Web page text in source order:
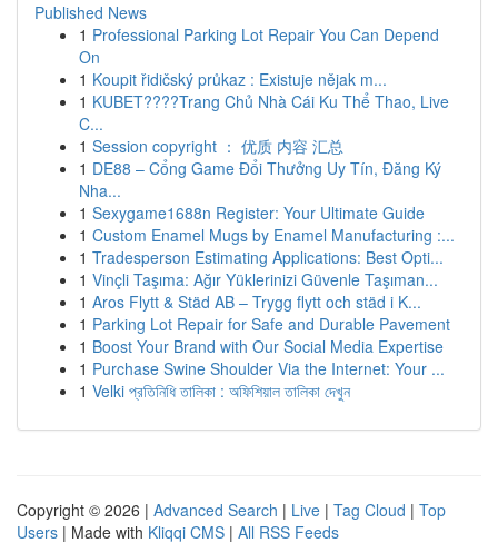
Published News
1 Professional Parking Lot Repair You Can Depend
On
1 Koupit řidičský průkaz : Existuje nějak m...
1 KUBET????️Trang Chủ Nhà Cái Ku Thể Thao, Live
C...
1 Session copyright ： 优质 内容 汇总
1 DE88 – Cổng Game Đổi Thưởng Uy Tín, Đăng Ký
Nha...
1 Sexygame1688n Register: Your Ultimate Guide
1 Custom Enamel Mugs by Enamel Manufacturing :...
1 Tradesperson Estimating Applications: Best Opti...
1 Vinçli Taşıma: Ağır Yüklerinizi Güvenle Taşıman...
1 Aros Flytt & Städ AB – Trygg flytt och städ i K...
1 Parking Lot Repair for Safe and Durable Pavement
1 Boost Your Brand with Our Social Media Expertise
1 Purchase Swine Shoulder Via the Internet: Your ...
1 Velki প্রতিনিধি তালিকা : অফিশিয়াল তালিকা দেখুন
Copyright © 2026 | Advanced Search | Live | Tag Cloud | Top
Users | Made with Kliqqi CMS | All RSS Feeds